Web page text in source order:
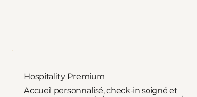
Hospitality Premium
Accueil personnalisé, check-in soigné et